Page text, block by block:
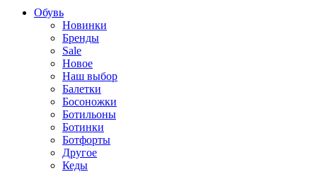
Обувь
Новинки
Бренды
Sale
Новое
Наш выбор
Балетки
Босоножки
Ботильоны
Ботинки
Ботфорты
Другое
Кеды